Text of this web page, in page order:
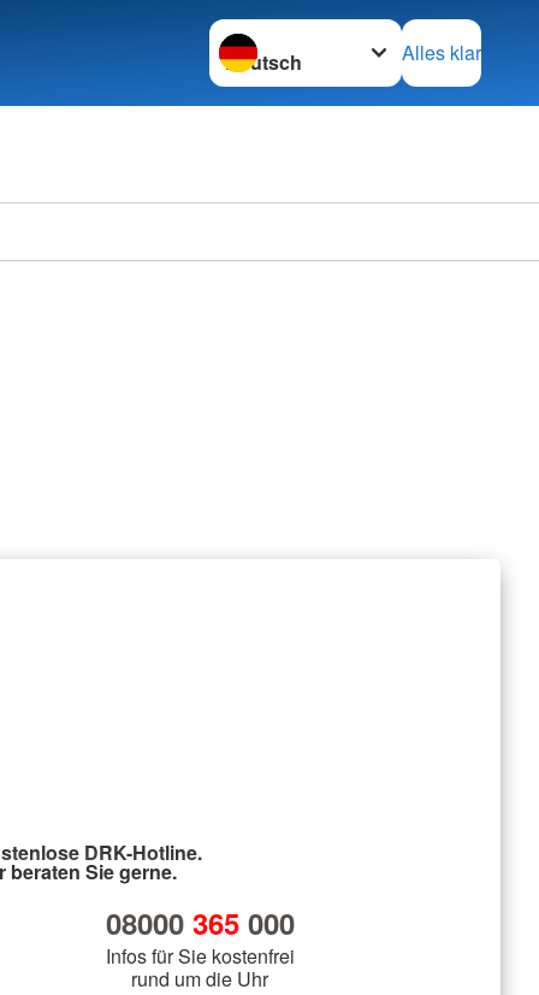
Sprache wechseln zu
Alles klar
DRK-Hotline.
beraten Sie gerne.
08000 365000
Infos für Sie kostenfrei
rund um die Uhr